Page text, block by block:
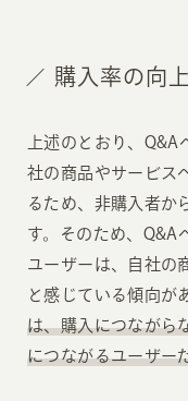
購入率の向
上述のとおり、
社の商品やサービス
るため、非購入者か
す。そのため、Q&A
ユーザーは、自社の
と感じている傾向が
は、購入につながら
につながるユーザー